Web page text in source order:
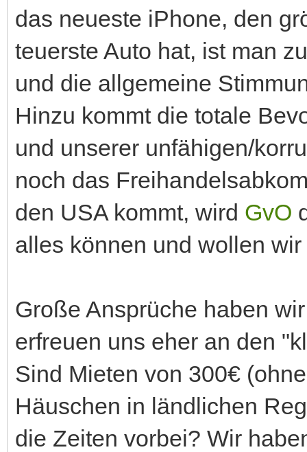
das neueste iPhone, den
teuerste Auto hat, ist man
und die allgemeine
Hinzu kommt die totale
und unserer unfähigen/
noch das
den USA kommt, wird GvO
alles können und wollen
Große Ansprüche haben
erfreuen uns eher an den
Sind Mieten von 300€
Häuschen in ländlichen
die Zeiten vorbei? Wir